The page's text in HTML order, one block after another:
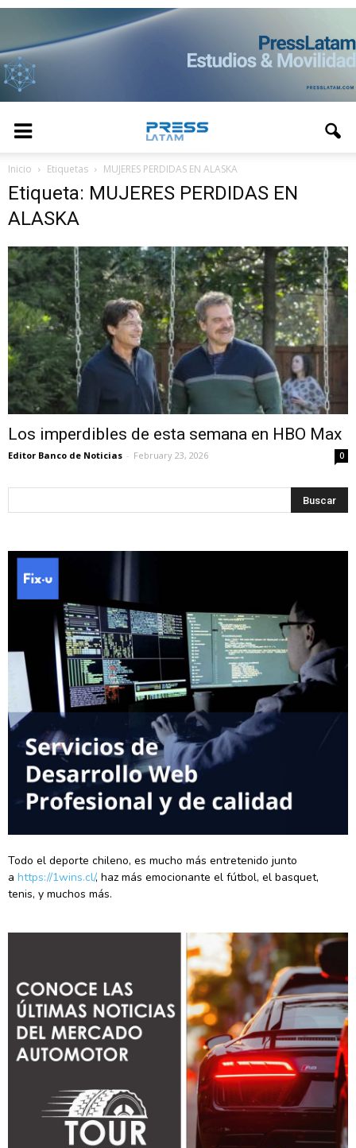
Inicio Etiquetas MUJERES PERDIDAS EN ALASKA
Etiqueta: MUJERES PERDIDAS EN
ALASKA
Los imperdibles de esta semana en HBO Max
Editor Banco de Noticias - February 23, 2026 0
Todo el deporte chileno, es mucho más entretenido junto
a https://1wins.cl/, haz más emocionante el fútbol, el basquet,
tenis, y muchos más.